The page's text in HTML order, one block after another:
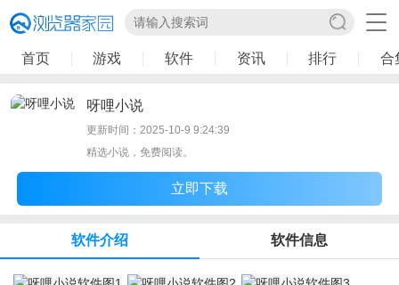
首页 游戏 软件 资讯 排行 合
呀哩小说
更新时间：2025-10-9 9:24:39
精选小说，免费阅读。
立即下载
软件介绍 软件信息